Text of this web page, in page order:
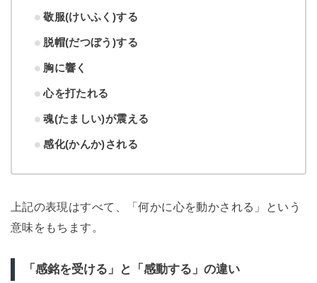
敬服(けいふく)する
脱帽(だつぼう)する
胸に響く
心を打たれる
魂(たましい)が震える
感化(かんか)される
上記の表現はすべて、「何かに心を動かされる」という
意味をもちます。
「感銘を受ける」と「感動する」の違い